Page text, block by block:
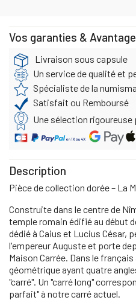
Vos garanties &
Livraison sous capsule
Un service de qualité et
Spécialiste de la
Satisfait ou Remboursé
Une sélection
Description
Pièce de collection dorée – La
Construite dans le centre de
temple romain édifié au début
dédié à Caius et Lucius
l'empereur Auguste et porte
Maison Carrée. Dans le
géométrique ayant quatre
"carré". Un "carré long"
parfait" à notre carré actuel.